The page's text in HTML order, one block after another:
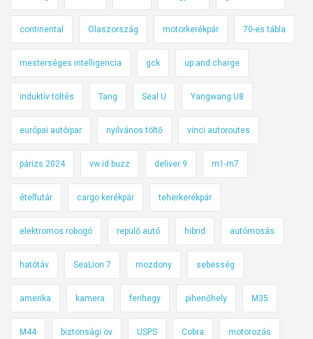
continental Olaszország motorkerékpár 70-es tábla
mesterséges intelligencia gck up and charge
induktív töltés Tang Seal U Yangwang U8
európai autóipar nyilvános töltő vinci autoroutes
párizs 2024 vw id buzz deliver 9 m1-m7
ételfutár cargo kerékpár teherkerékpár
elektromos robogó repülő autó hibrid autómosás
hatótáv SeaLion 7 mozdony sebesség
amerika kamera ferihegy pihenőhely M35
M44 biztonsági öv USPS Cobra motorozás